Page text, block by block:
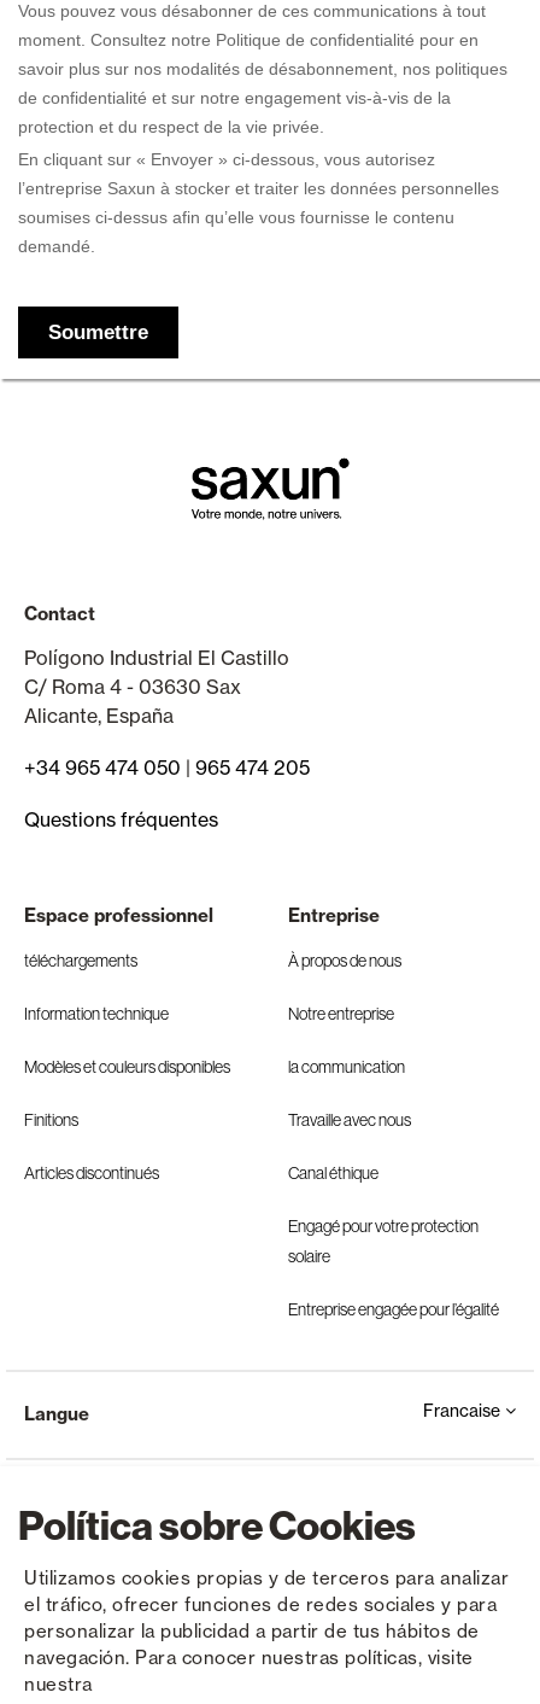
Política sobre Cookies
Utilizamos cookies propias y de terceros para analizar
el tráfico, ofrecer funciones de redes sociales y para
personalizar la publicidad a partir de tus hábitos de
navegación. Para conocer nuestras políticas, visite
nuestra
Contact
Polígono Industrial El Castillo
C/ Roma 4 - 03630 Sax
Alicante, España
+34 965 474 050 | 965 474 205
Questions fréquentes
Espace professionnel
téléchargements
Information technique
Modèles et couleurs disponibles
Finitions
Articles discontinués
Entreprise
À propos de nous
Notre entreprise
la communication
Travaille avec nous
Canal éthique
Engagé pour votre protection
solaire
Entreprise engagée pour l’égalité
Copyright © Saxun 2023 - 2026 Politique de confidentialité Avis juridique Cookies
Langue Francaise